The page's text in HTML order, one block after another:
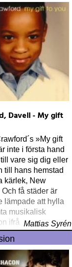
Davell - My gift
»My gift
inte i första hand
vare sig dig eller
till hans hemstad
kärlek, New
få städer är
lämpade att hylla
musikalisk
ifrån Mattias Syrén